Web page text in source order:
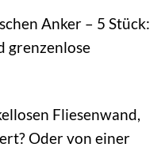
Anker – 5 Stück:
grenzenlose
Fliesenwand,
Oder von einer